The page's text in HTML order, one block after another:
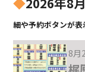
細や予約ボタンが
8月